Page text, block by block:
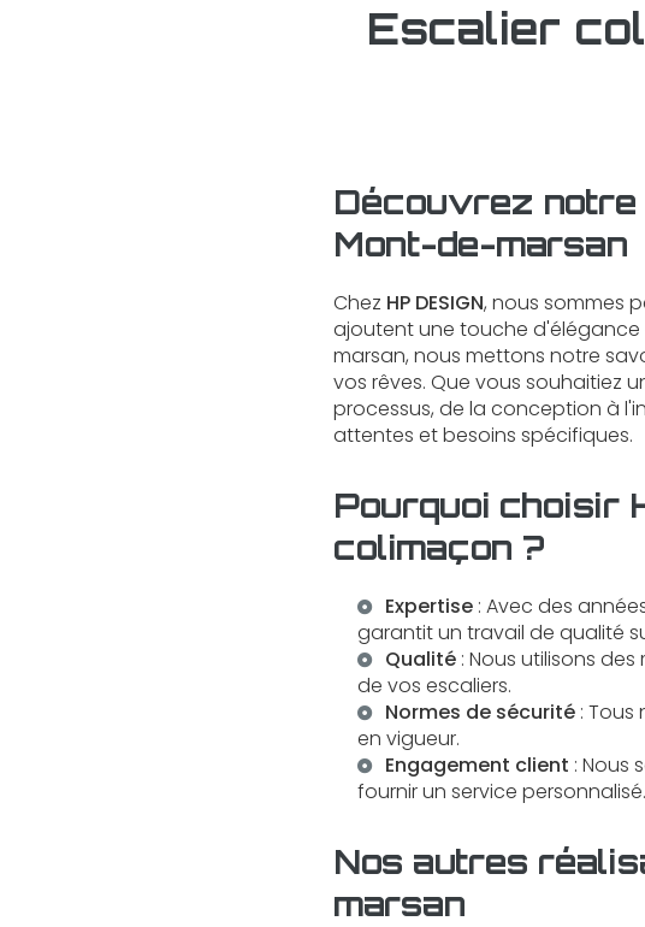
Escalier
Découvrez
Mont-de-marsan
Chez HP DESIGN, nous sommes
ajoutent une touche
marsan, nous mettons notre
vos rêves. Que vous souhaitiez
processus, de la conception à
attentes et besoins spécifiques.
Pourquoi choisir
colimaçon ?
Expertise : Avec des
garantit un travail de qualité
Qualité : Nous utilisons
de vos escaliers.
Normes de sécurité :
en vigueur.
Engagement client : Nous
fournir un service personnalisé.
Nos autres
marsan